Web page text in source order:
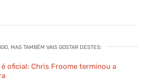
MAS TAMBÉM VAIS GOSTAR DESTES:
oficial: Chris Froome terminou a